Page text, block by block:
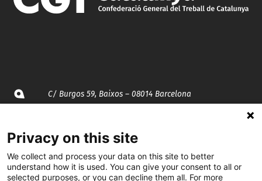
C/ Burgos 59, Baixos – 08014 Barcelona
935 120 481
Privacy on this site
We collect and process your data on this site to better
understand how it is used. You can give your consent to all or
selected purposes, or you can decline them all. For more